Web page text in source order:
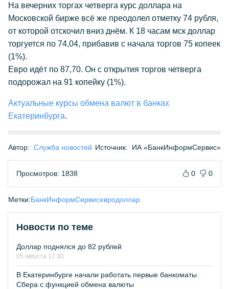
На вечерних торгах четверга курс доллара на
Московской бирже всё же преодолел отметку 74 рубля,
от которой отскочил вниз днём. К 18 часам мск доллар
торгуется по 74,04, прибавив с начала торгов 75 копеек
(1%).
Евро идёт по 87,70. Он с открытия торгов четверга
подорожал на 91 копейку (1%).
Актуальные курсы обмена валют в банках
Екатеринбурга.
Автор: Служба новостей Источник: ИА «БанкИнформСервис»
Просмотров: 1838 0 0
Метки:БанкИнформСервисевродоллар
Новости по теме
Доллар поднялся до 82 рублей
05 августа 17:30
В Екатеринбурге начали работать первые банкоматы
Сбера с функцией обмена валюты